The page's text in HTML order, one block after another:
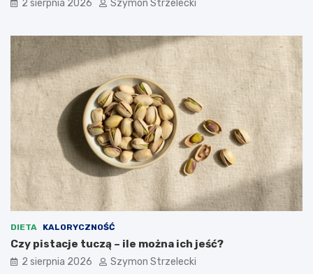
2 sierpnia 2026 Szymon Strzelecki
DIETA KALORYCZNOŚĆ
Czy pistacje tuczą – ile można ich jeść?
2 sierpnia 2026 Szymon Strzelecki